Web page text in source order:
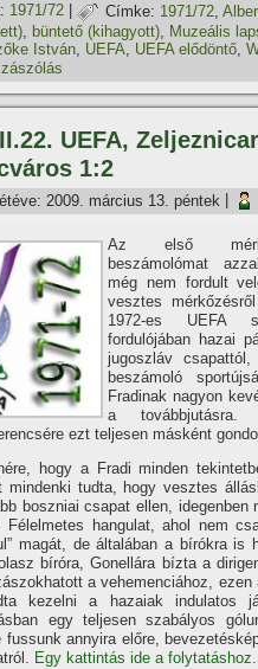
1971/72 | Címke: 1971/72 ,
, büntető (kihagyott), Muzeális
István, UEFA, UEFA elődöntő,
UEFA,
1:2
2009. március 13. péntek
Az első
beszámolómat
még nem fordult
vesztes
1972-es UEFA
fordulójában hazai
jugoszláv
beszámoló
Fradinak nagyon
a továbbjutásra.
ezt teljesen másként
hogy a Fradi minden
mindenki tudta, hogy vesztes
boszniai csapat ellen, idegenben
Félelmetes hangulat, ahol nem
magát, de általában a bí­rókra is
bí­róra, Gonellára bí­zta a
a vehemenciához, ezen
kezelni a hazaiak indulatos
egy teljesen szabályos
fussunk annyira előre,
Egy kattintás ide a